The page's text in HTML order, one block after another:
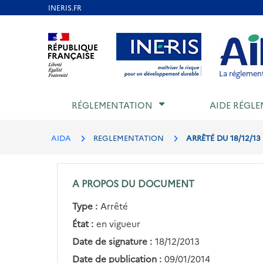
Aller au contenu Aller au menu Aller au
La
RÉGLEMENTATION AIDE
AIDA REGLEMENTATION ARRÊTÉ DU 18/12/
A PROPOS DU DOCUMENT
Type : Arrêté
État : en vigueur
Date de signature : 18/12/2013
Date de publication : 09/01/2014